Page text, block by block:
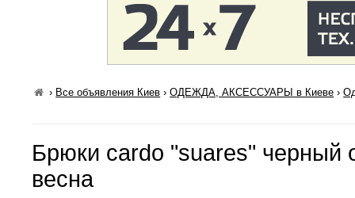
› Все объявления Киев ›ОДЕЖДА, АКСЕССУАРЫ в Киеве ›
Брюки cardo "suares" черный
весна